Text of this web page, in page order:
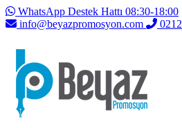
WhatsApp Destek Hattı 08:30-18:00
info@beyazpromosyon.com